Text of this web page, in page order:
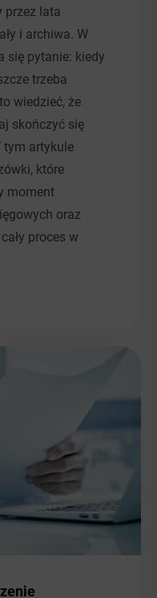
przez lata
i archiwa. W
się pytanie: kiedy
trzeba
wiedzieć, że
skończyć się
tym artykule
które
moment
oraz
proces w